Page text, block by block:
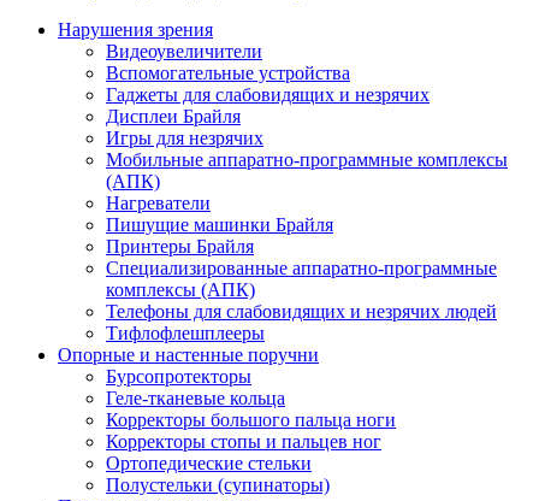
Нарушения зрения
Видеоувеличители
Вспомогательные устройства
Гаджеты для слабовидящих и незрячих
Дисплеи Брайля
Игры для незрячих
Мобильные аппаратно-программные комплексы
(АПК)
Нагреватели
Пишущие машинки Брайля
Принтеры Брайля
Специализированные аппаратно-программные
комплексы (АПК)
Телефоны для слабовидящих и незрячих людей
Тифлофлешплееры
Опорные и настенные поручни
Бурсопротекторы
Геле-тканевые кольца
Корректоры большого пальца ноги
Корректоры стопы и пальцев ног
Ортопедические стельки
Полустельки (супинаторы)